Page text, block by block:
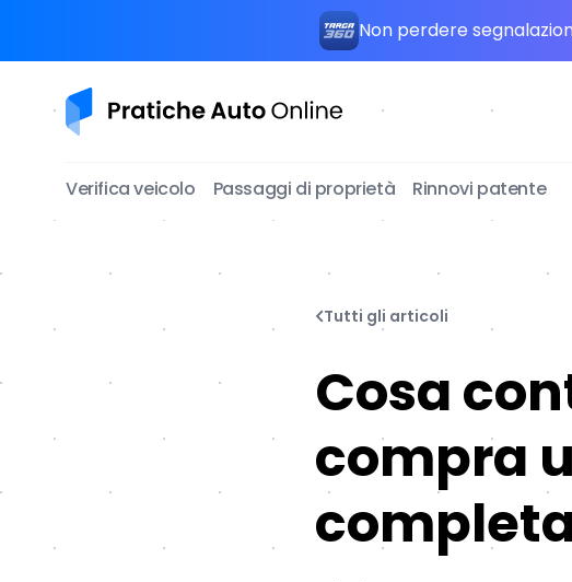
Non perdere
Pratiche Auto Online
Verifica veicolo Passaggi di proprietà Rinnovi patente
Tutti gli articoli
Cosa
compra